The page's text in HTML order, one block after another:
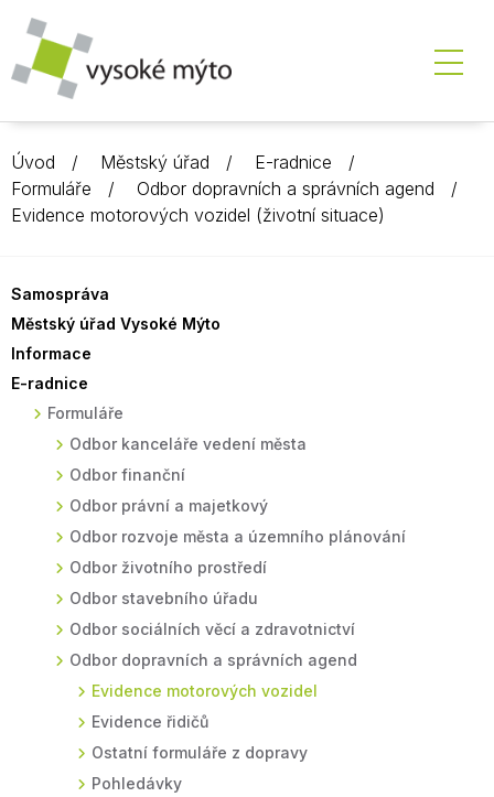
Úvod Městský úřad
E-radnice
Formuláře
Odbor dopravních a správních agend
Evidence motorových vozidel (životní situace)
Samospráva
Městský úřad Vysoké Mýto
Informace
E-radnice
Formuláře
Odbor kanceláře vedení města
Odbor finanční
Odbor právní a majetkový
Odbor rozvoje města a územního plánování
Odbor životního prostředí
Odbor stavebního úřadu
Odbor sociálních věcí a zdravotnictví
Odbor dopravních a správních agend
Evidence motorových vozidel
Evidence řidičů
Ostatní formuláře z dopravy
Pohledávky